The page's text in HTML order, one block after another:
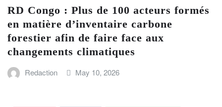
RD Congo : Plus de 100 acteurs formés
en matière d’inventaire carbone
forestier afin de faire face aux
changements climatiques
Redaction May 10, 2026